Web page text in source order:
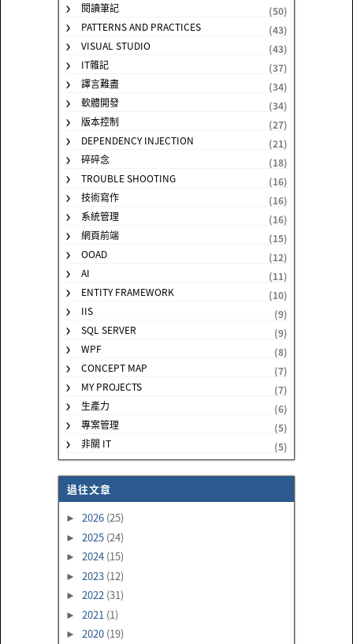
閱讀筆記
(50)
PATTERNS AND PRACTICES
(43)
VISUAL STUDIO
(43)
IT雜記
(37)
譯言難盡
(34)
軟體開發
(34)
版本控制
(27)
DEPENDENCY INJECTION
(21)
碎碎念
(18)
TROUBLE SHOOTING
(16)
技術寫作
(16)
系統管理
(16)
網頁前端
(15)
OOAD
(12)
AI
(11)
ENTITY FRAMEWORK
(10)
IIS
(9)
SQL SERVER
(9)
WPF
(8)
CONCEPT MAP
(7)
MY PROJECTS
(7)
生產力
(6)
專案管理
(5)
非關 IT
(5)
過往文章
► 2026 (25)
► 2025 (24)
► 2024 (15)
► 2023 (12)
► 2022 (31)
► 2021 (1)
► 2020 (19)